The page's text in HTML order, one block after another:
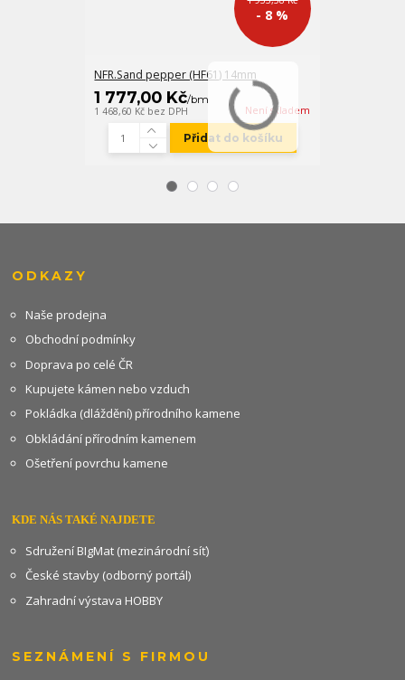
- 8 %
NFR.Sand pepper (HF61) 14mm
1 777,00 Kč/bm
1 468,60 Kč bez DPH Není skladem
Přidat do košíku
ODKAZY
Naše prodejna
Obchodní podmínky
Doprava po celé ČR
Kupujete kámen nebo vzduch
Pokládka (dláždění) přírodního kamene
Obkládání přírodním kamenem
Ošetření povrchu kamene
KDE NÁS TAKÉ NAJDETE
Sdružení BIgMat (mezinárodní síť)
České stavby (odborný portál)
Zahradní výstava HOBBY
SEZNÁMENÍ S FIRMOU